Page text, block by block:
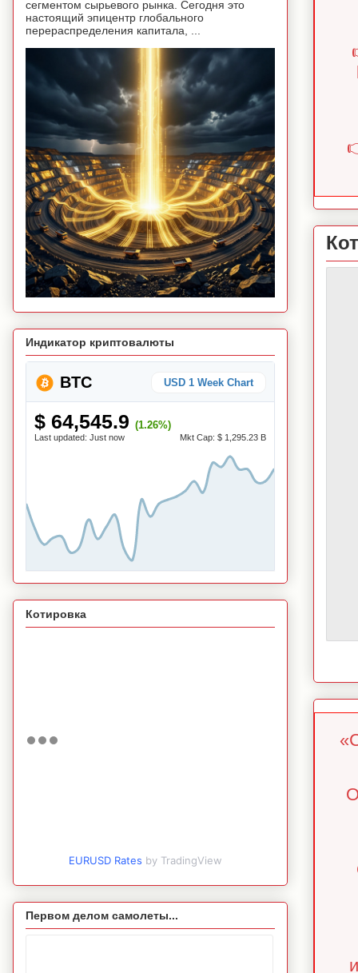
сегментом сырьевого рынка. Сегодня это
настоящий эпицентр глобального
перераспределения капитала, ...
Индикатор криптовалюты
BTC USD 1 Week Chart
$ 64,545.9 (1.26%)
Last updated: Just now Mkt Cap: $ 1,295.23 B
Котировка
EURUSD Rates by TradingView
Первом делом самолеты...